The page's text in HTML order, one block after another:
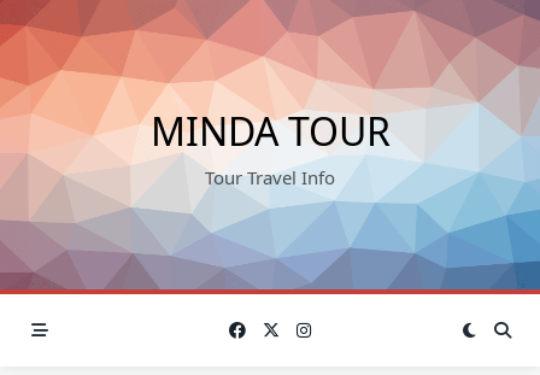
Skip
to
content
MINDA TOUR
Tour Travel Info